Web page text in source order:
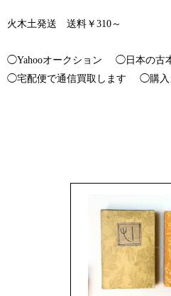
火木土発送 送料￥310～
◯Yahooオークション
◯日本の古
◯宅配便で通信買取します
◯購入